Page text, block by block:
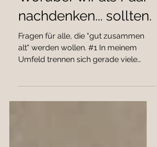
Worüber wir als Paar
nachdenken... sollten.
Fragen für alle, die "gut zusammen
Umfeld trennen sich gerade viele